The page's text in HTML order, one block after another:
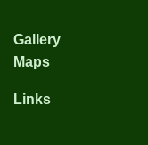
Gallery
Maps
Links